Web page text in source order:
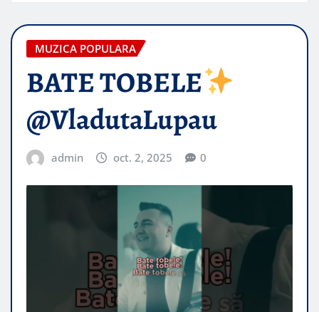
MUZICA POPULARA
BATE TOBELE
@VladutaLupau
admin oct. 2, 2025 0